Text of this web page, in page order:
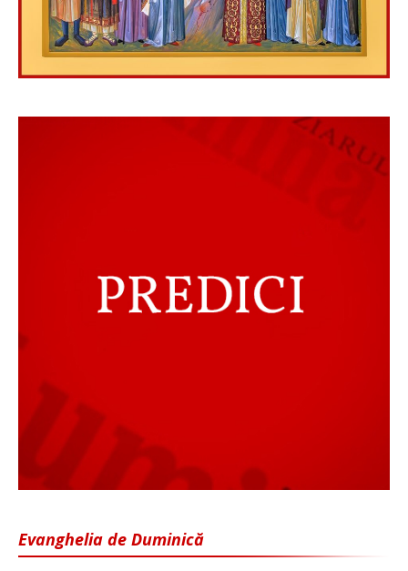
Evanghelia de Duminică